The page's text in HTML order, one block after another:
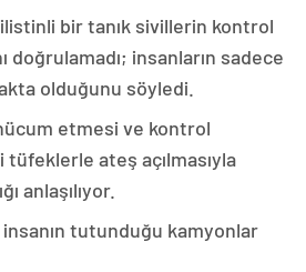
bir tanık sivillerin kontrol
doğrulamadı; insanların sadece
olduğunu söyledi.
etmesi ve kontrol
tüfeklerle ateş açılmasıyla
anlaşılıyor.
insanın tutunduğu kamyonlar